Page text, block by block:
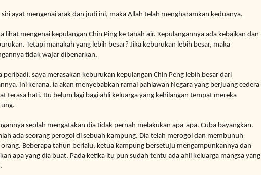
siri ayat mengenai arak dan judi ini, maka Allah telah mengharamkan keduanya.
lihat mengenai kepulangan Chin Ping ke tanah air. Kepulangannya ada kebaikan dan
Tetapi manakah yang lebih besar? Jika keburukan lebih besar, maka
tidak wajar dibenarkan.
peribadi, saya merasakan keburukan kepulangan Chin Peng lebih besar dari
Ini kerana, ia akan menyebabkan ramai pahlawan Negara yang berjuang cedera
terasa hati. Itu belum lagi bagi ahli keluarga yang kehilangan tempat mereka
seolah mengatakan dia tidak pernah melakukan apa-apa. Cuba bayangkan.
ada seorang perogol di sebuah kampung. Dia telah merogol dan membunuh
orang. Beberapa tahun berlalu, ketua kampung bersetuju mengampunkannya dan
apa yang dia buat. Pada ketika itu pun sudah tentu ada ahli keluarga mangsa yang